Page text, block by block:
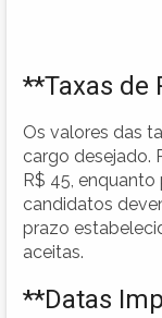
**Taxas de
Os valores das
cargo desejado.
R$ 45, enquanto
candidatos
prazo
aceitas.
**Datas